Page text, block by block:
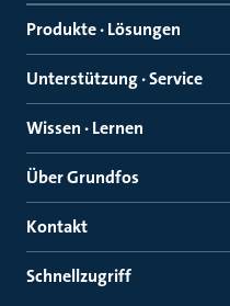
Produkte · Lösungen
Unterstützung · Service
Wissen · Lernen
Über Grundfos
Kontakt
Schnellzugriff